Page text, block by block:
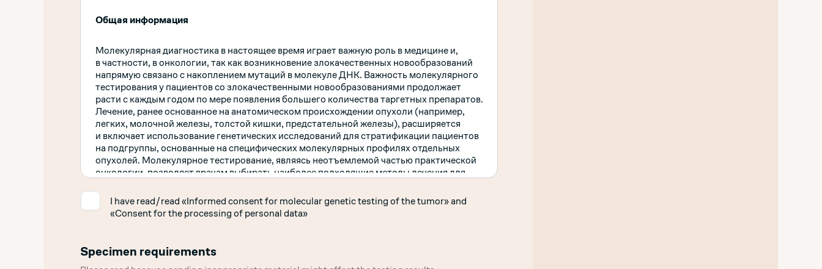
Общая информация
Молекулярная диагностика в настоящее время играет важную роль в медицине и,
в частности, в онкологии, так как возникновение злокачественных новообразований
напрямую связано с накоплением мутаций в молекуле ДНК. Важность молекулярного
тестирования у пациентов со злокачественными новообразованиями продолжает
расти с каждым годом по мере появления большего количества таргетных препаратов.
Лечение, ранее основанное на анатомическом происхождении опухоли (например,
легких, молочной железы, толстой кишки, предстательной железы), расширяется
и включает использование генетических исследований для стратификации пациентов
на подгруппы, основанные на специфических молекулярных профилях отдельных
опухолей. Молекулярное тестирование, являясь неотъемлемой частью практической
онкологии, позволяет врачам выбирать наиболее подходящие методы лечения для
Молекулярно-генетическое исследование методом NGS (
молочной железы), Генетическое тестирование КРР (колоректальный рак),
Генетическое тестирование РЩЖ (рак щитовидной железы), Генетическое
I have read/read «Informed consent for molecular genetic testing of the tumor» and
«Consent for the processing of personal data»
Specimen requirements